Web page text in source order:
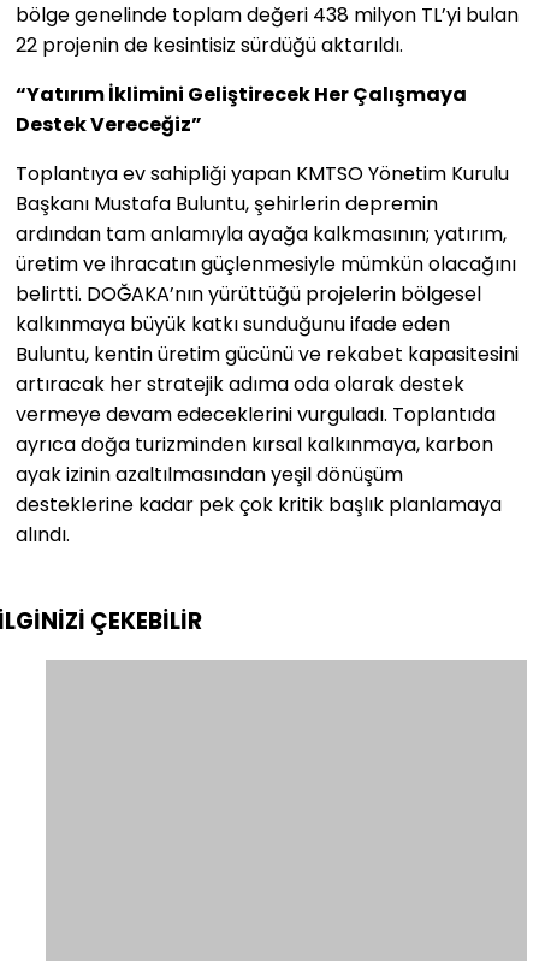
bölge genelinde toplam değeri 438 milyon TL’yi bulan
22 projenin de kesintisiz sürdüğü aktarıldı.
“Yatırım İklimini Geliştirecek Her Çalışmaya
Destek Vereceğiz”
Toplantıya ev sahipliği yapan KMTSO Yönetim Kurulu
Başkanı Mustafa Buluntu, şehirlerin depremin
ardından tam anlamıyla ayağa kalkmasının; yatırım,
üretim ve ihracatın güçlenmesiyle mümkün olacağını
belirtti. DOĞAKA’nın yürüttüğü projelerin bölgesel
kalkınmaya büyük katkı sunduğunu ifade eden
Buluntu, kentin üretim gücünü ve rekabet kapasitesini
artıracak her stratejik adıma oda olarak destek
vermeye devam edeceklerini vurguladı. Toplantıda
ayrıca doğa turizminden kırsal kalkınmaya, karbon
ayak izinin azaltılmasından yeşil dönüşüm
desteklerine kadar pek çok kritik başlık planlamaya
alındı.
ÇEKEBİLİR